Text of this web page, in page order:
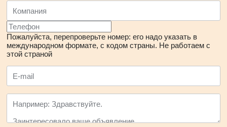
Пожалуйста, перепроверьте номер: его надо указать в
международном формате, с кодом страны. Не работаем с
этой страной